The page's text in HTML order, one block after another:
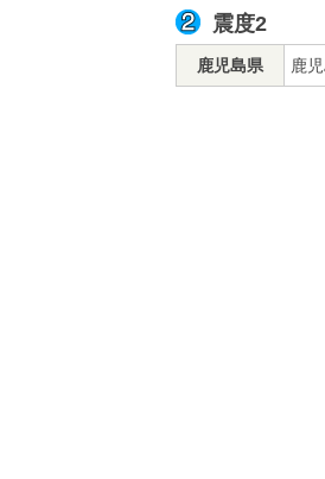
震度2
鹿児島県 鹿